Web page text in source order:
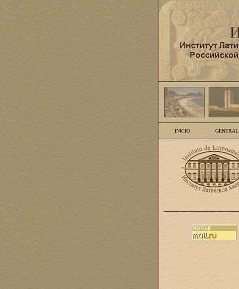
INICIO GENERAL